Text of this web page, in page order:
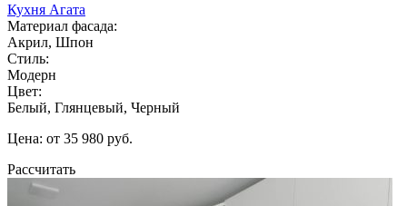
Кухня Агата
Материал фасада:
Акрил, Шпон
Стиль:
Модерн
Цвет:
Белый, Глянцевый, Черный
Цена: от 35 980 руб.
Рассчитать